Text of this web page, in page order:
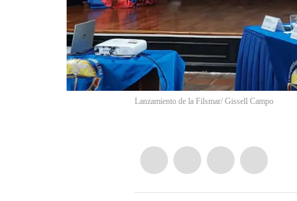
Lanzamiento de la Filsmar/ Gissell Campo